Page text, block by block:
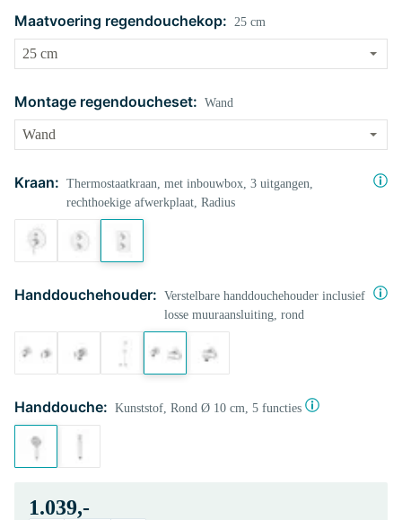
Maatvoering regendouchekop: 25 cm
Montage regendoucheset: Wand
Kraan: Thermostaatkraan, met inbouwbox, 3 uitgangen,
rechthoekige afwerkplaat, Radius
Handdouchehouder: Verstelbare handdouchehouder inclusief
losse muuraansluiting, rond
Handdouche: Kunststof, Rond Ø 10 cm, 5 functies
1.039,-